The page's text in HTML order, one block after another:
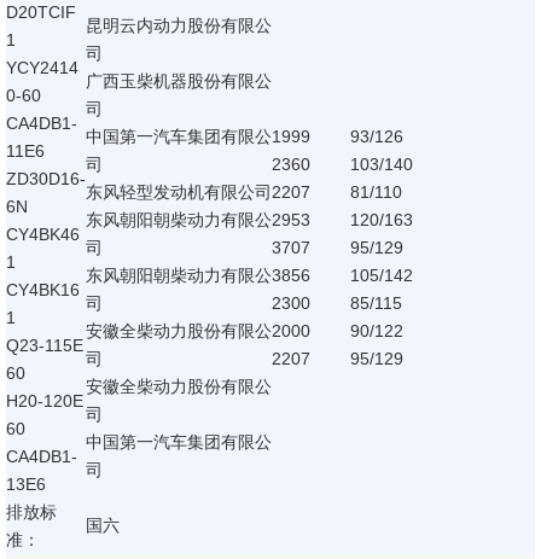
D20TCIF
1
YCY2414
0-60
CA4DB1-
11E6
ZD30D16-
6N
CY4BK46
1
CY4BK16
1
Q23-115E
60
H20-120E
60
CA4DB1-
13E6
昆明云内动力股份有限公
司
广西玉柴机器股份有限公
司
中国第一汽车集团有限公
司
东风轻型发动机有限公司
东风朝阳朝柴动力有限公
司
东风朝阳朝柴动力有限公
司
安徽全柴动力股份有限公
司
安徽全柴动力股份有限公
司
中国第一汽车集团有限公
司
1999
2360
2207
2953
3707
3856
2300
2000
2207
93/126
103/140
81/110
120/163
95/129
105/142
85/115
90/122
95/129
排放标
准：
国六